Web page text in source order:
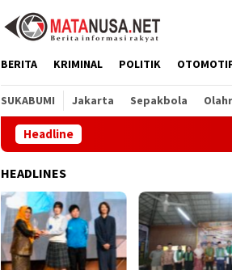
BERITA KRIMINAL POLITIK
SUKABUMI Jakarta Sepakbola
Headline PT
HEADLINES